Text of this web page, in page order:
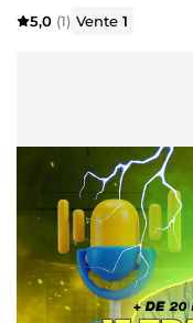
5,0 (1) Vente1